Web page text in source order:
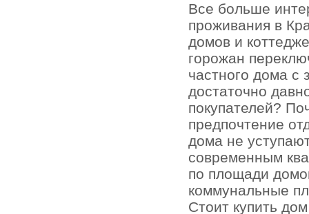
Все больше
проживания в
домов и
горожан
частного дома с
достаточно
покупателей?
предпочтение
дома не
современным
по площади
коммунальные
Стоит купить